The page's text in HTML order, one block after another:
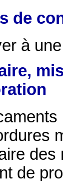
de
à
de